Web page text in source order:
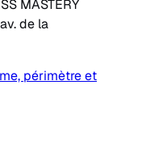
MASTERY
de la
périmètre et